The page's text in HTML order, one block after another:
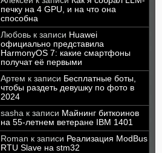
печку на 4 GPU, и на что она
способна
Любовь к записи Huawei
официально представила
HarmonyOS 7: какие смартфоны
получат её первыми
Артем к записи Бесплатные боты,
чтобы раздеть девушку по фото в
2024
sasha к записи Майнинг биткоинов
на 55-летнем ветеране IBM 1401
Roman к записи Реализация ModBus
RTU Slave на stm32